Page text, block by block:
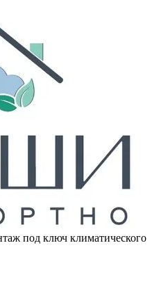
под ключ климатического